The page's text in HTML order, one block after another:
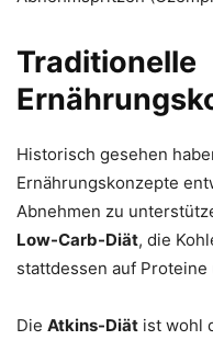
Traditionelle
Historisch gesehen
Ernährungskonzepte
Abnehmen zu
Low-Carb-Diät, die
stattdessen auf Proteine
Die Atkins-Diät ist wohl